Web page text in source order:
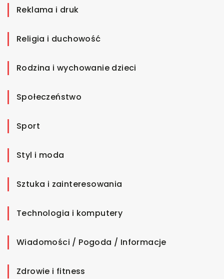
Reklama i druk
Religia i duchowość
Rodzina i wychowanie dzieci
Społeczeństwo
Sport
Styl i moda
Sztuka i zainteresowania
Technologia i komputery
Wiadomości / Pogoda / Informacje
Zdrowie i fitness